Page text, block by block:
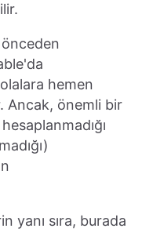
hemen
Ancak, önemli bir
yanı sıra, burada